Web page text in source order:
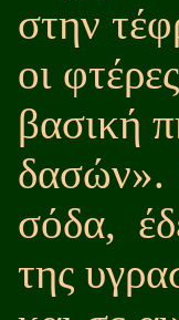
στην
οι
βασική
δασών».
σόδα,
της